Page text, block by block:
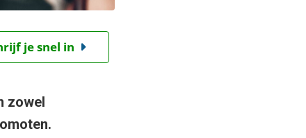
je snel in
zowel